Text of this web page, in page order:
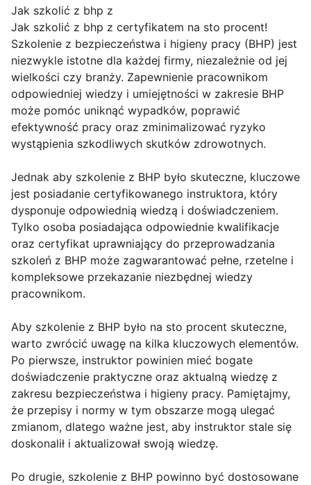
Jak szkolić z bhp z
Jak szkolić z bhp z certyfikatem na sto procent!
Szkolenie z bezpieczeństwa i higieny pracy (BHP) jest
niezwykle istotne dla każdej firmy, niezależnie od jej
wielkości czy branży. Zapewnienie pracownikom
odpowiedniej wiedzy i umiejętności w zakresie BHP
może pomóc uniknąć wypadków, poprawić
efektywność pracy oraz zminimalizować ryzyko
wystąpienia szkodliwych skutków zdrowotnych.
Jednak aby szkolenie z BHP było skuteczne, kluczowe
jest posiadanie certyfikowanego instruktora, który
dysponuje odpowiednią wiedzą i doświadczeniem.
Tylko osoba posiadająca odpowiednie kwalifikacje
oraz certyfikat uprawniający do przeprowadzania
szkoleń z BHP może zagwarantować pełne, rzetelne i
kompleksowe przekazanie niezbędnej wiedzy
pracownikom.
Aby szkolenie z BHP było na sto procent skuteczne,
warto zwrócić uwagę na kilka kluczowych elementów.
Po pierwsze, instruktor powinien mieć bogate
doświadczenie praktyczne oraz aktualną wiedzę z
zakresu bezpieczeństwa i higieny pracy. Pamiętajmy,
że przepisy i normy w tym obszarze mogą ulegać
zmianom, dlatego ważne jest, aby instruktor stale się
doskonalił i aktualizował swoją wiedzę.
Po drugie, szkolenie z BHP powinno być dostosowane